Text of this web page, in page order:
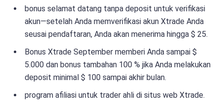
bonus selamat datang tanpa deposit untuk verifikasi
akun—setelah Anda memverifikasi akun Xtrade Anda
seusai pendaftaran, Anda akan menerima hingga $ 25.
Bonus Xtrade September memberi Anda sampai $
5.000 dan bonus tambahan 100 % jika Anda melakukan
deposit minimal $ 100 sampai akhir bulan.
program afiliasi untuk trader ahli di situs web Xtrade.